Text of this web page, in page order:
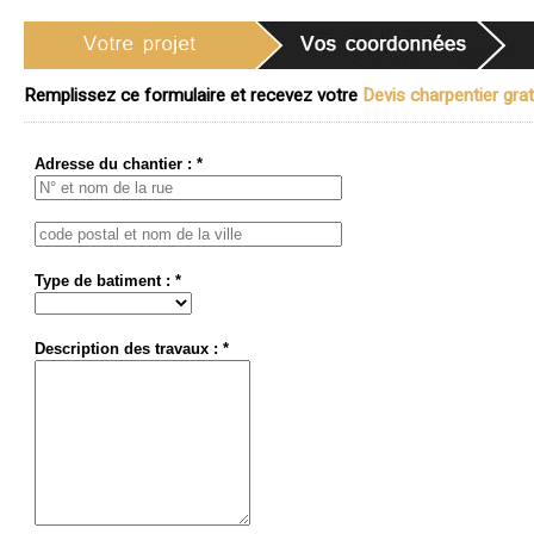
Remplissez ce formulaire et recevez votre Devis charpentier
Adresse du chantier : *
Type de batiment : *
Description des travaux : *